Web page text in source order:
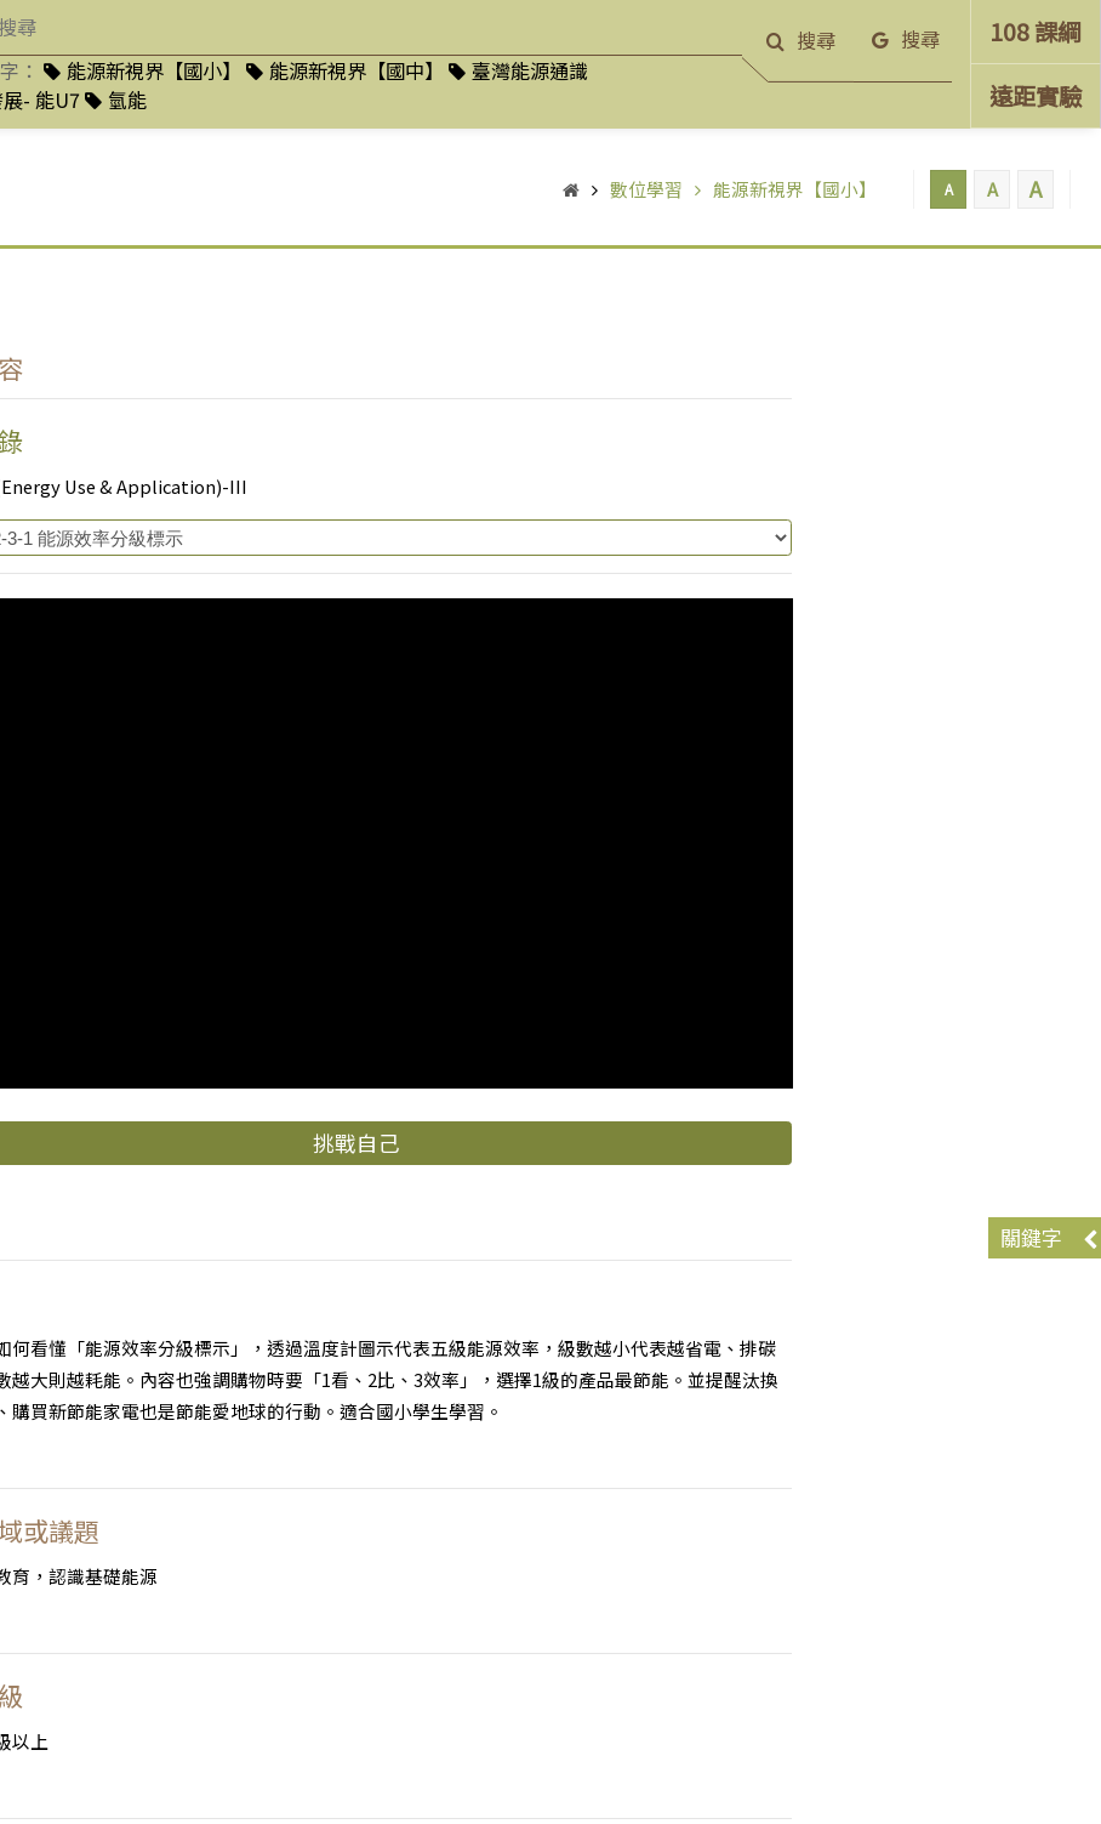
： 能源新視界【國小】 能源新視界【國中】
臺灣能源通識
- 能U7
氫能
搜尋 搜尋
108 課綱
遠距實驗
數位學習 能源新視界【國小】 A A A
Use & Application)-III
挑戰自己
何看懂「能源效率分級標示」，透過溫度計圖示代表五級能源效率，級數越小代表越省電、排碳
越大則越耗能。內容也強調購物時要「1看、2比、3效率」，選擇1級的產品最節能。並提醒汰換
購買新節能家電也是節能愛地球的行動。適合國小學生學習。
或議題
育，認識基礎能源
以上
關鍵字